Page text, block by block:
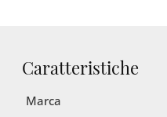
Caratteristiche
Marca